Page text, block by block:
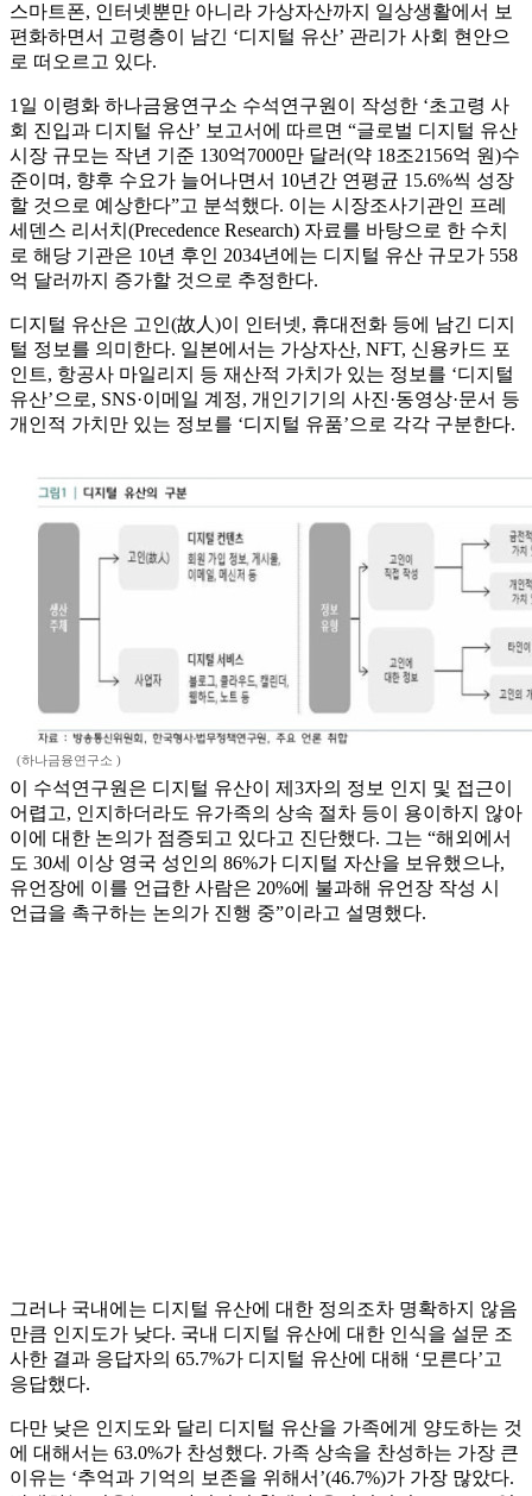
스마트폰, 인터넷뿐만 아니라 가상자산까지 일상생활에서 보
편화하면서 고령층이 남긴 ‘디지털 유산’ 관리가 사회 현안으
로 떠오르고 있다.
1일 이령화 하나금융연구소 수석연구원이 작성한 ‘초고령 사
회 진입과 디지털 유산’ 보고서에 따르면 “글로벌 디지털 유산
시장 규모는 작년 기준 130억7000만 달러(약 18조2156억 원)수
준이며, 향후 수요가 늘어나면서 10년간 연평균 15.6%씩 성장
할 것으로 예상한다”고 분석했다. 이는 시장조사기관인 프레
세덴스 리서치(Precedence Research) 자료를 바탕으로 한 수치
로 해당 기관은 10년 후인 2034년에는 디지털 유산 규모가 558
억 달러까지 증가할 것으로 추정한다.
디지털 유산은 고인(故人)이 인터넷, 휴대전화 등에 남긴 디지
털 정보를 의미한다. 일본에서는 가상자산, NFT, 신용카드 포
인트, 항공사 마일리지 등 재산적 가치가 있는 정보를 ‘디지털
유산’으로, SNS·이메일 계정, 개인기기의 사진·동영상·문서 등
개인적 가치만 있는 정보를 ‘디지털 유품’으로 각각 구분한다.
(하나금융연구소 )
이 수석연구원은 디지털 유산이 제3자의 정보 인지 및 접근이
어렵고, 인지하더라도 유가족의 상속 절차 등이 용이하지 않아
이에 대한 논의가 점증되고 있다고 진단했다. 그는 “해외에서
도 30세 이상 영국 성인의 86%가 디지털 자산을 보유했으나,
유언장에 이를 언급한 사람은 20%에 불과해 유언장 작성 시
언급을 촉구하는 논의가 진행 중”이라고 설명했다.
그러나 국내에는 디지털 유산에 대한 정의조차 명확하지 않음
만큼 인지도가 낮다. 국내 디지털 유산에 대한 인식을 설문 조
사한 결과 응답자의 65.7%가 디지털 유산에 대해 ‘모른다’고
응답했다.
다만 낮은 인지도와 달리 디지털 유산을 가족에게 양도하는 것
에 대해서는 63.0%가 찬성했다. 가족 상속을 찬성하는 가장 큰
이유는 ‘추억과 기억의 보존을 위해서’(46.7%)가 가장 많았다.